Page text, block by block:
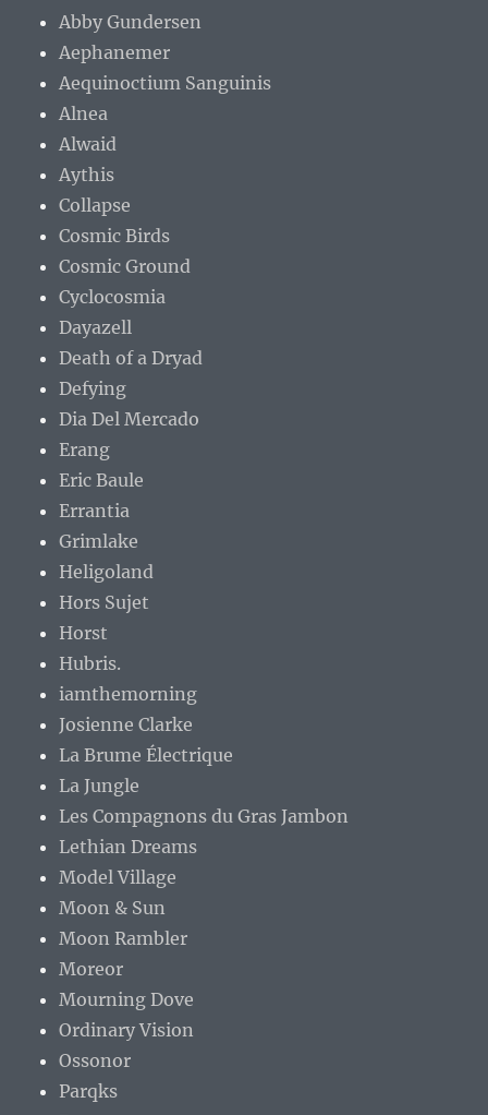
Abby Gundersen
Aephanemer
Aequinoctium Sanguinis
Alnea
Alwaid
Aythis
Collapse
Cosmic Birds
Cosmic Ground
Cyclocosmia
Dayazell
Death of a Dryad
Defying
Dia Del Mercado
Erang
Eric Baule
Errantia
Grimlake
Heligoland
Hors Sujet
Horst
Hubris.
iamthemorning
Josienne Clarke
La Brume Électrique
La Jungle
Les Compagnons du Gras Jambon
Lethian Dreams
Model Village
Moon & Sun
Moon Rambler
Moreor
Mourning Dove
Ordinary Vision
Ossonor
Parqks